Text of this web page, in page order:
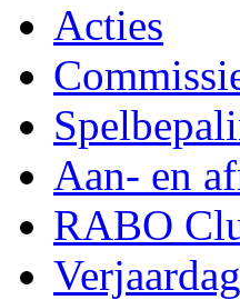
Acties
Aan- en
RABO